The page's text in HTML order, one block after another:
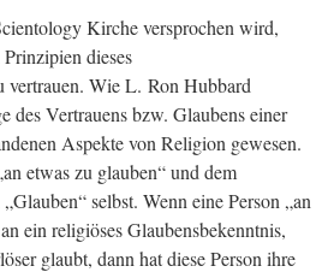
Kirche versprochen wird,
dieses
vertrauen. Wie L. Ron Hubbard
des Vertrauens bzw. Glaubens einer
Aspekte von Religion gewesen.
etwas zu glauben“ und dem
selbst. Wenn eine Person „an
ein religiöses Glaubensbekenntnis,
glaubt, dann hat diese Person ihre